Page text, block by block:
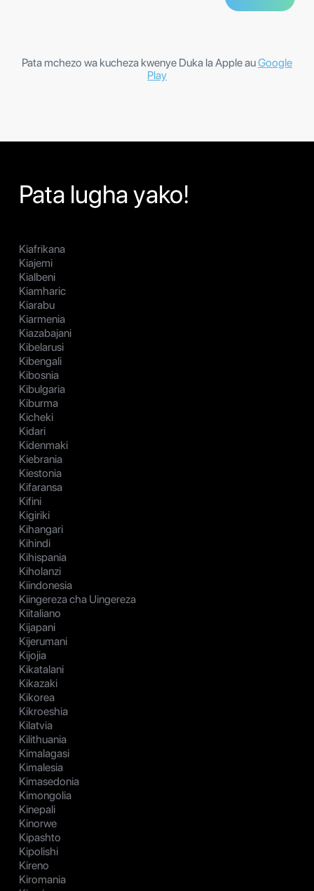
Pata mchezo wa kucheza kwenye Duka la Apple auGoogle
Play
Pata lugha yako!
Kiafrikana
Kiajemi
Kialbeni
Kiamharic
Kiarabu
Kiarmenia
Kiazabajani
Kibelarusi
Kibengali
Kibosnia
Kibulgaria
Kiburma
Kicheki
Kidari
Kidenmaki
Kiebrania
Kiestonia
Kifaransa
Kifini
Kigiriki
Kihangari
Kihindi
Kihispania
Kiholanzi
Kiindonesia
Kiingereza cha Uingereza
Kiitaliano
Kijapani
Kijerumani
Kijojia
Kikatalani
Kikazaki
Kikorea
Kikroeshia
Kilatvia
Kilithuania
Kimalagasi
Kimalesia
Kimasedonia
Kimongolia
Kinepali
Kinorwe
Kipashto
Kipolishi
Kireno
Kiromania